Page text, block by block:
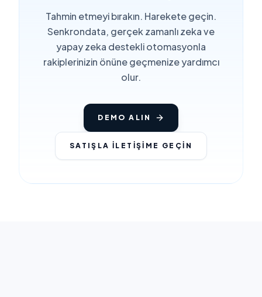
Tahmin etmeyi bırakın. Harekete geçin.
Senkrondata, gerçek zamanlı zeka ve
yapay zeka destekli otomasyonla
rakiplerinizin önüne geçmenize yardımcı
olur.
DEMO ALIN
SATIŞLA İLETIŞIME GEÇIN